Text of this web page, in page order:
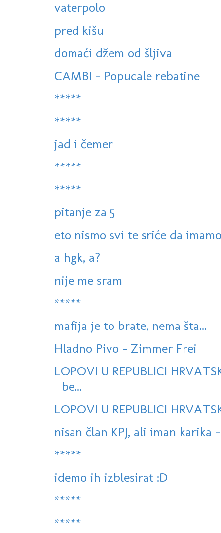
vaterpolo
pred kišu
domaći džem od šljiva
CAMBI - Popucale rebatine
*****
*****
jad i čemer
*****
*****
pitanje za 5
eto nismo svi te sriće da
a hgk, a?
nije me sram
*****
mafija je to brate, nema šta...
Hladno Pivo - Zimmer Frei
LOPOVI U REPUBLICI
be...
LOPOVI U REPUBLICI
nisan član KPJ, ali iman karika
*****
idemo ih izblesirat :D
*****
*****